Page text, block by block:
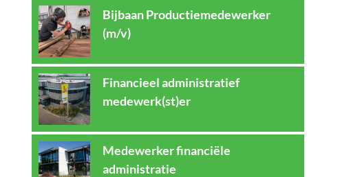
Bijbaan Productiemedewerker
(m/v)
Financieel administratief
medewerk(st)er
Medewerker financiële
administratie